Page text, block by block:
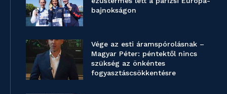
bajnokságon
Vége az esti áramspórolásnak –
Magyar Péter: péntektől nincs
szükség az önkéntes
fogyasztáscsökkentésre